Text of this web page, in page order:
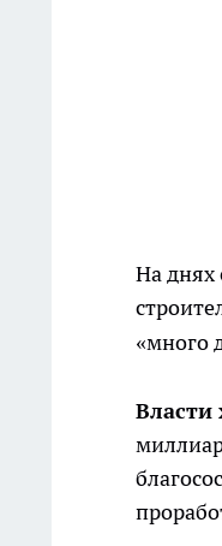
На днях
«много
Власти